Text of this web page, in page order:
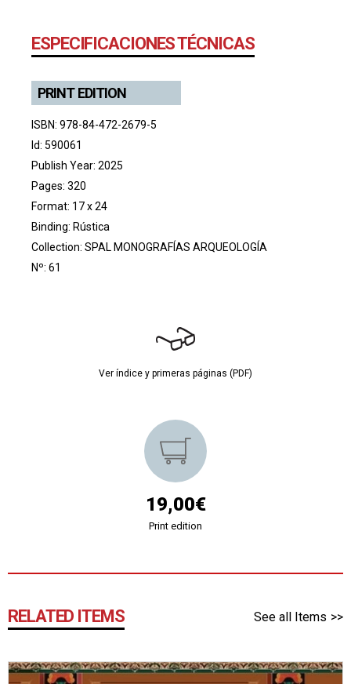
ESPECIFICACIONES TÉCNICAS
PRINT EDITION
ISBN: 978-84-472-2679-5
Id: 590061
Publish Year: 2025
Pages: 320
Format: 17 x 24
Binding: Rústica
Collection: SPAL MONOGRAFÍAS ARQUEOLOGÍA
Nº: 61
Ver índice y primeras páginas (PDF)
19,00€
Print edition
RELATED ITEMS See all Items